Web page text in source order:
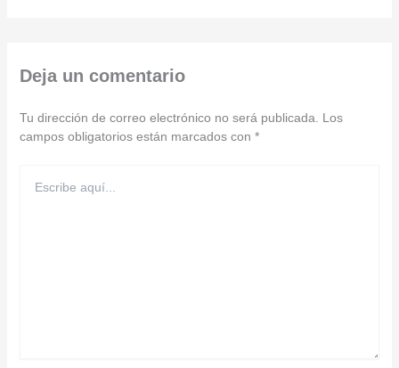
Deja un comentario
Tu dirección de correo electrónico no será publicada. Los
campos obligatorios están marcados con *
aquí...